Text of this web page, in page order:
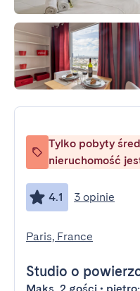
Tylko pobyty
nieruchomość
4.1 3 opinie
Paris, France
Studio o